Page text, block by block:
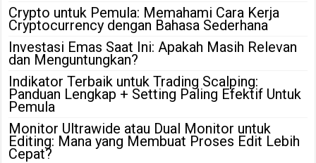
Crypto untuk Pemula: Memahami Cara Kerja
Cryptocurrency dengan Bahasa Sederhana
Investasi Emas Saat Ini: Apakah Masih Relevan
dan Menguntungkan?
Indikator Terbaik untuk Trading Scalping:
Panduan Lengkap + Setting Paling Efektif Untuk
Pemula
Monitor Ultrawide atau Dual Monitor untuk
Editing: Mana yang Membuat Proses Edit Lebih
Cepat?